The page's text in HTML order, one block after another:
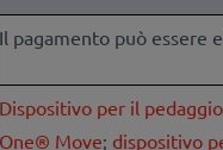
Il pagamento può essere
Dispositivo per il
One® Move; dispositivo